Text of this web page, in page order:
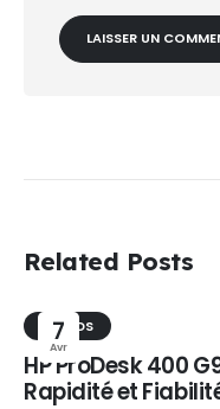
Related Posts
7
Avr
TRENDS
HP ProDesk 400
Rapidité et